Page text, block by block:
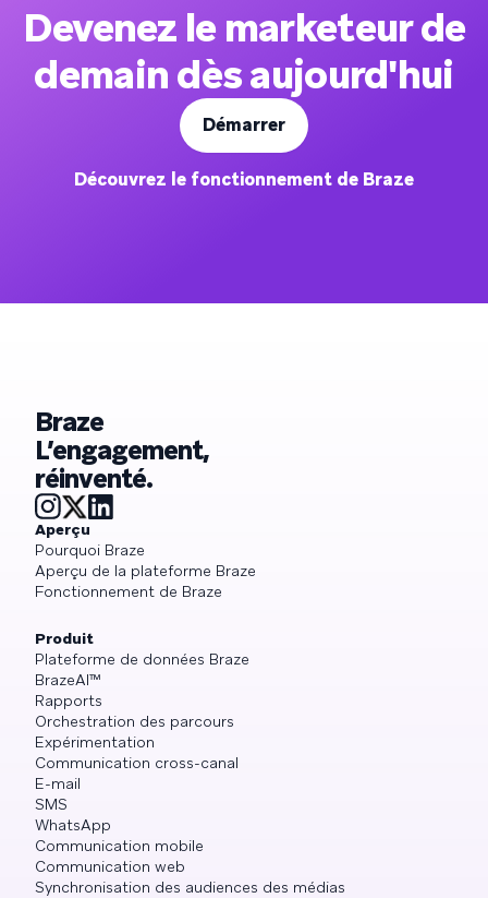
Devenez le marketeur de
demain dès aujourd'hui
Démarrer
Découvrez le fonctionnement de Braze
Braze
L’engagement,
réinventé.
Aperçu
Pourquoi Braze
Aperçu de la plateforme Braze
Fonctionnement de Braze
Produit
Plateforme de données Braze
BrazeAI™
Rapports
Orchestration des parcours
Expérimentation
Communication cross-canal
E-mail
SMS
WhatsApp
Communication mobile
Communication web
Synchronisation des audiences des médias